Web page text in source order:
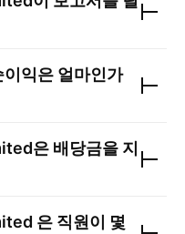
이익은 얼마인가
은 배당금을 지
은 직원이 몇